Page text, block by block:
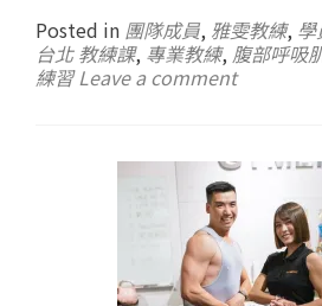
Posted in 團隊成員, 雅雯教練,
台北 教練課, 專業教練, 腹部呼吸
練習 Leave a comment